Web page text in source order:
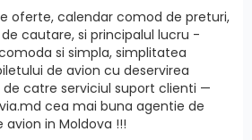
oferte, calendar comod de preturi,
cautare, si principalul lucru -
si simpla, simplitatea
de avion cu deservirea
catre serviciul suport clienti —
cea mai buna agentie de
in Moldova !!!